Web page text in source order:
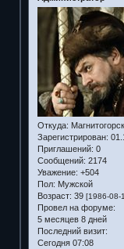
Откуда: Магнитогорск
Зарегистрирован:
Приглашений: 0
Сообщений: 2174
Уважение: +504
Пол: Мужской
Возраст: 39 [1986-08-
Провел на форуме:
5 месяцев 8 дней
Последний визит:
Сегодня 07:08